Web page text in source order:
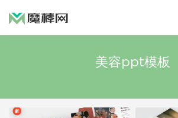
美容ppt模板